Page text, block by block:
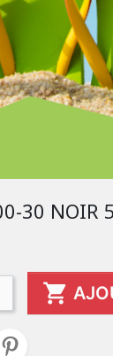
30 NOIR
